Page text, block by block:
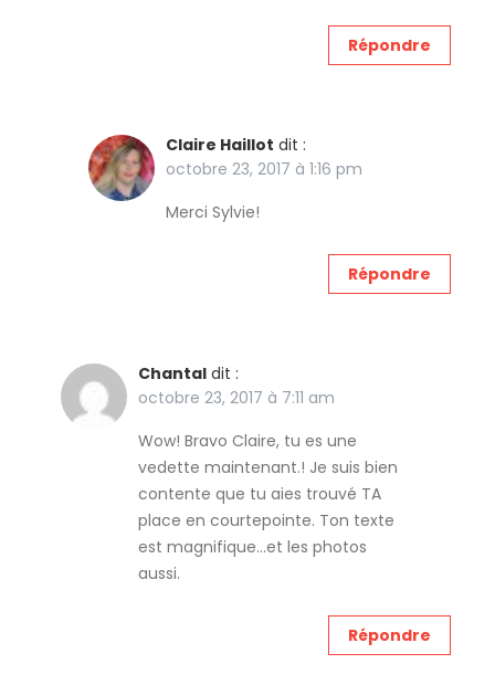
Répondre
Claire Haillot dit :
octobre 23, 2017 à 1:16 pm
Merci Sylvie!
Répondre
Chantal dit :
octobre 23, 2017 à 7:11 am
Wow! Bravo Claire, tu es une
vedette maintenant.! Je suis bien
contente que tu aies trouvé TA
place en courtepointe. Ton texte
est magnifique…et les photos
aussi.
Répondre